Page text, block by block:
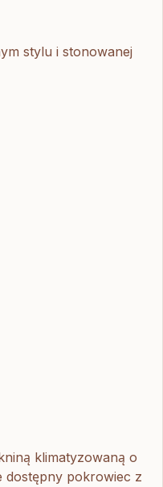
stylu i stonowanej
klimatyzowaną o
dostępny pokrowiec z